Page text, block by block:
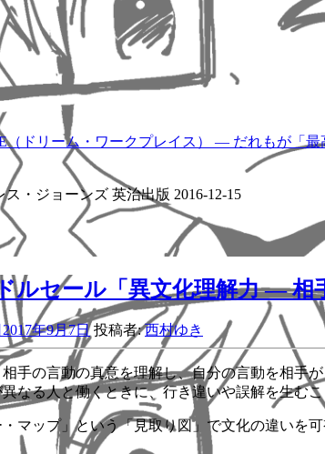
（ドリーム・ワークプレイス） ― だれもが「
・ジョーンズ 英治出版 2016-12-15
ルセール「異文化理解力 ― 相
2017年9月7日投稿者:西村ゆき
相手の言動の真意を理解し、自分の言動を相手
なる人と働くときに、行き違いや誤解を生む
マップ」という「見取り図」で文化の違いを